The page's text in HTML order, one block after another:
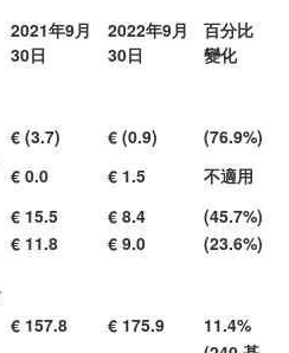
2021年9月
30日
2022年9月
30日
百分比
變化
€ (3.7) € (0.9)
(76.9%)
€ 0.0 € 1.5
不適用
€ 15.5 € 8.4
(45.7%)
€ 11.8 € 9.0 (23.6%)
€ 157.8 € 175.9
11.4%